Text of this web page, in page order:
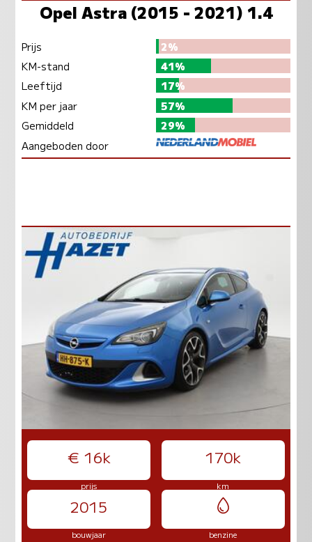
Opel Astra (2015 - 2021) 1.4
Prijs
2%
KM-stand
41%
Leeftijd
17%
KM per jaar
57%
Gemiddeld
29%
Aangeboden door
€ 16k 170k
prijs km
2015
bouwjaar benzine